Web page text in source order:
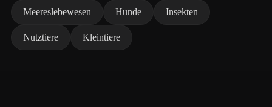
Meereslebewesen Hunde Insekten
Nutztiere Kleintiere